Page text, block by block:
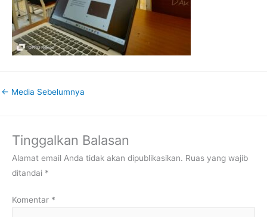
← Media Sebelumnya
Tinggalkan Balasan
Alamat email Anda tidak akan dipublikasikan. Ruas yang wajib
ditandai *
Komentar *